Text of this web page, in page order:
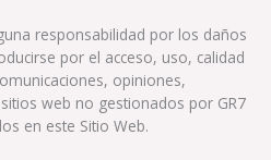
responsabilidad por los daños
por el acceso, uso, calidad
opiniones,
web no gestionados por GR7
en este Sitio Web.